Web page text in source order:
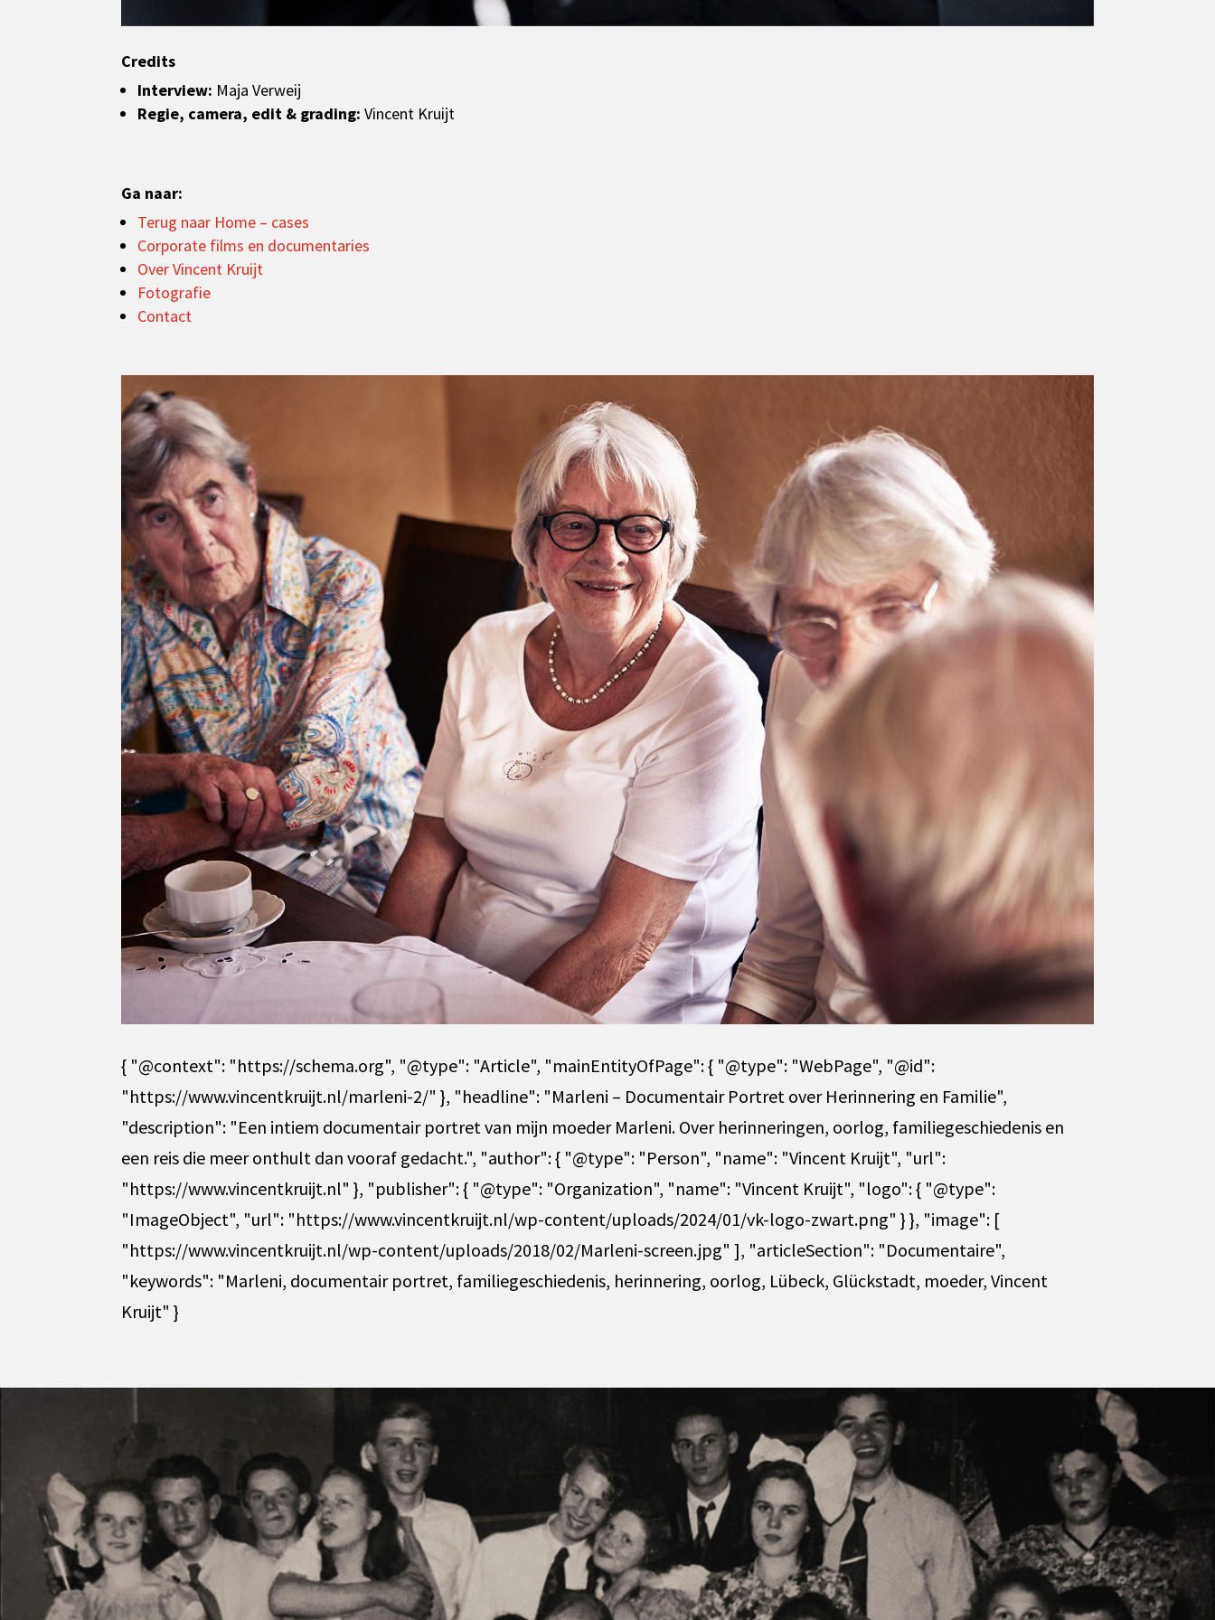
Credits
Interview: Maja Verweij
Regie, camera, edit & grading: Vincent Kruijt
Ga naar:
Terug naar Home – cases
Corporate films en documentaries
Over Vincent Kruijt
Fotografie
Contact
{ "@context": "https://schema.org", "@type": "Article", "mainEntityOfPage": { "@type": "WebPage", "@id":
"https://www.vincentkruijt.nl/marleni-2/" }, "headline": "Marleni – Documentair Portret over Herinnering en Familie",
"description": "Een intiem documentair portret van mijn moeder Marleni. Over herinneringen, oorlog, familiegeschiedenis en
een reis die meer onthult dan vooraf gedacht.", "author": { "@type": "Person", "name": "Vincent Kruijt", "url":
"https://www.vincentkruijt.nl" }, "publisher": { "@type": "Organization", "name": "Vincent Kruijt", "logo": { "@type":
"ImageObject", "url": "https://www.vincentkruijt.nl/wp-content/uploads/2024/01/vk-logo-zwart.png" } }, "image": [
"https://www.vincentkruijt.nl/wp-content/uploads/2018/02/Marleni-screen.jpg" ], "articleSection": "Documentaire",
"keywords": "Marleni, documentair portret, familiegeschiedenis, herinnering, oorlog, Lübeck, Glückstadt, moeder, Vincent
Kruijt" }